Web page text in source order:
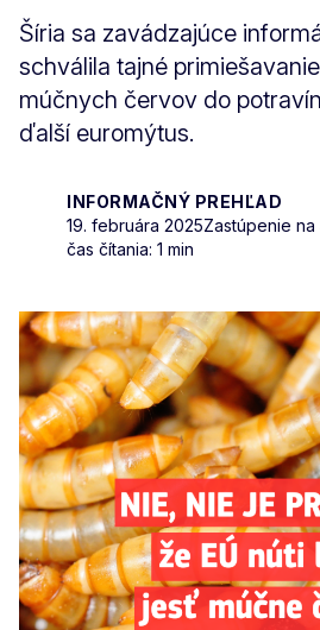
Šíria sa zavádzajúce
schválila tajné
múčnych červov do
ďalší euromýtus.
INFORMAČNÝ PREHĽAD
19. februára 2025Zastúpenie
čas čítania: 1 min